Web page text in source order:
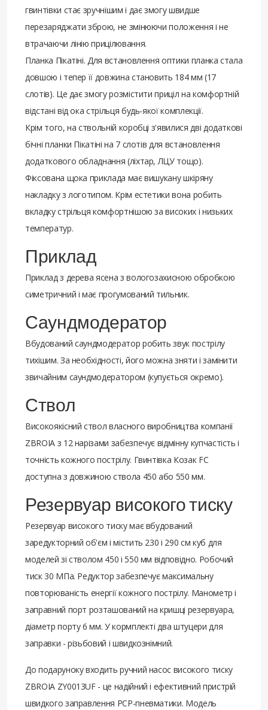
гвинтівки стає зручнішим і дає змогу швидше
перезаряджати зброю, не змінюючи положення і не
втрачаючи лінію прицілювання.
Планка Пікатіні. Для встановлення оптики планка стала
довшою і тепер її довжина становить 184 мм (17
слотів). Це дає змогу розмістити приціл на комфортній
відстані від ока стрільця будь-якої комплекції.
Крім того, на ствольній коробці з'явилися дві додаткові
бічні планки Пікатіні на 7 слотів для встановлення
додаткового обладнання (ліхтар, ЛЦУ тощо).
Фіксована щока приклада має вишукану шкіряну
накладку з логотипом. Крім естетики вона робить
вкладку стрільця комфортнішою за високих і низьких
температур.
Приклад
Приклад з дерева ясена з вологозахисною обробкою
симетричний і має прогумований тильник.
Саундмодератор
Вбудований саундмодератор робить звук пострілу
тихішим. За необхідності, його можна зняти і замінити
звичайним саундмодератором (купується окремо).
Ствол
Високоякісний ствол власного виробництва компанії
ZBROIA з 12 нарізами забезпечує відмінну купчастість і
точність кожного пострілу. Гвинтівка Козак FC
доступна з довжиною ствола 450 або 550 мм.
Резервуар високого тиску
Резервуар високого тиску має вбудований
заредукторний об'єм і містить 230 і 290 см куб для
моделей зі стволом 450 і 550 мм відповідно. Робочий
тиск 30 МПа. Редуктор забезпечує максимальну
повторюваність енергії кожного пострілу. Манометр і
заправний порт розташований на кришці резервуара,
діаметр порту 6 мм. У кормплекті два штуцери для
заправки - різьбовий і швидкознімний.
До подаруноку входить ручний насос високого тиску
ZBROIA ZY0013UF - це надійний і ефективний пристрій
швидкого заправлення PCP-пневматики. Модель